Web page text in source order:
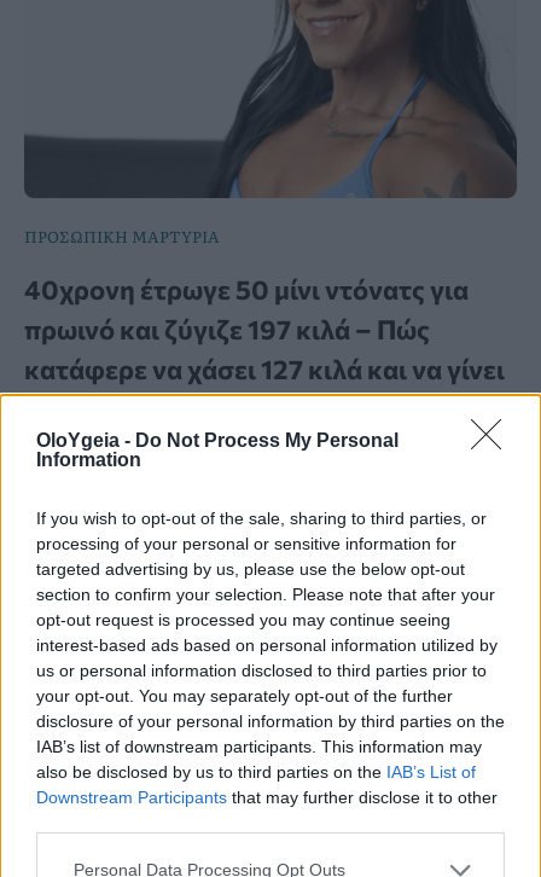
OloYgeia - Do Not Process My Personal
Information
If you wish to opt-out of the sale, sharing to third parties, or
processing of your personal or sensitive information for
targeted advertising by us, please use the below opt-out
section to confirm your selection. Please note that after your
opt-out request is processed you may continue seeing
interest-based ads based on personal information utilized by
us or personal information disclosed to third parties prior to
your opt-out. You may separately opt-out of the further
disclosure of your personal information by third parties on the
IAB’s list of downstream participants. This information may
also be disclosed by us to third parties on the IAB’s List of
Downstream Participants that may further disclose it to other
Personal Data Processing Opt Outs
ΠΡΟΣΩΠΙΚΗ ΜΑΡΤΥΡΙΑ
40χρονη έτρωγε 50 μίνι ντόνατς για
πρωινό και ζύγιζε 197 κιλά – Πώς
κατάφερε να χάσει 127 κιλά και να γίνει
Μια 40χρονη που έφτασε να ζυγίζει 197 κιλά και
κατάφερε να χάσει 127 κιλά, αλλάζοντας ριζικά
τη ζωή της και μεταμορφώνοντας το σώμα της
χωρίς τη βοήθεια ενέσεων αδυνατίσματος.